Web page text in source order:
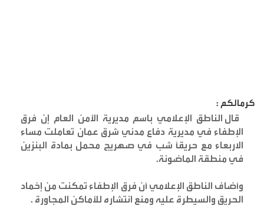
كرمالكم :
قال الناطق الإعلامي باسم مديرية الأمن العام إن فرق
الإطفاء في مديرية دفاع مدني شرق عمان تعاملت مساء
الاربعاء مع حريقاً شب في صهريج محمل بمادة البنزين
في منطقة الماضونة.
وأضاف الناطق الإعلامي أن فرق الإطفاء تمكنت من إخماد
الحريق والسيطرة عليه ومنع انتشاره للأماكن المجاورة .